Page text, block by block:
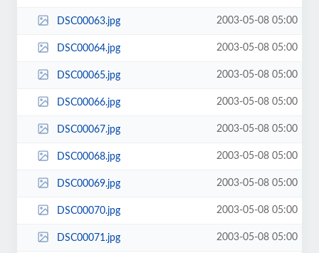
DSC00063.jpg 2003-05-08 05:00
DSC00064.jpg 2003-05-08 05:00
DSC00065.jpg 2003-05-08 05:00
DSC00066.jpg 2003-05-08 05:00
DSC00067.jpg 2003-05-08 05:00
DSC00068.jpg 2003-05-08 05:00
DSC00069.jpg 2003-05-08 05:00
DSC00070.jpg 2003-05-08 05:00
DSC00071.jpg 2003-05-08 05:00